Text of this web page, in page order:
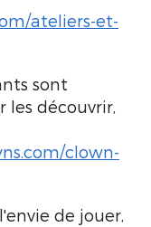
ateliers-et-
sont
les découvrir,
clown-
de jouer,